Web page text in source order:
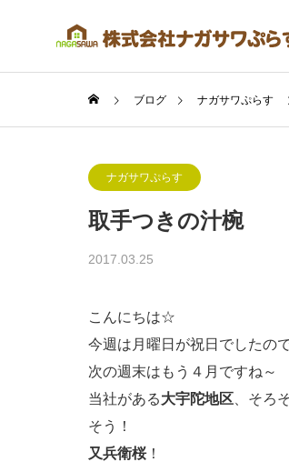
SERVICE
事業内容
ブログ ナガサワぷらす
ナガサワぷらす
取手つきの汁椀
2017.03.25
こんにちは☆
今週は月曜日が祝日でしたの
次の週末はもう４月ですね～
当社がある大宇陀地区 、そろ
そう！
又兵衛桜！